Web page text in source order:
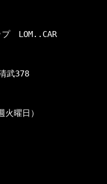
　LOM..CAR
武378
曜日）